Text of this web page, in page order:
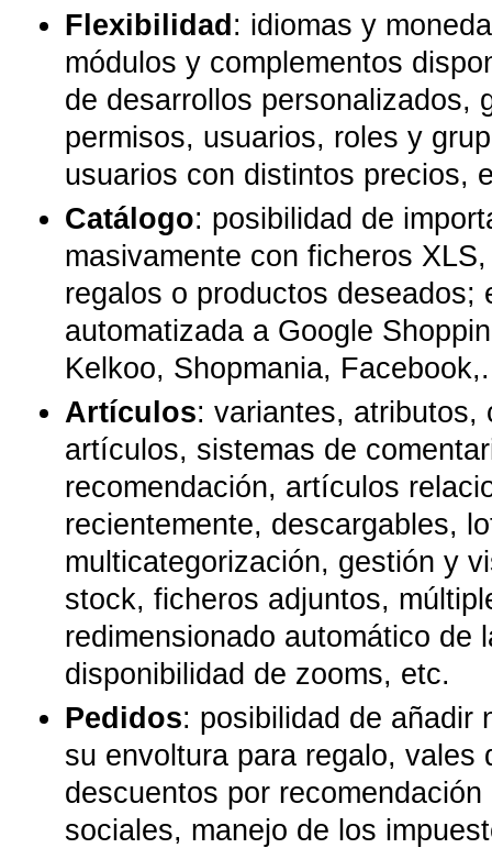
Flexibilidad : idiomas y
módulos y complementos
de desarrollos personalizados,
permisos, usuarios, roles y
usuarios con distintos precios,
Catálogo: posibilidad de
masivamente con ficheros
regalos o productos deseados;
automatizada a Google
Kelkoo, Shopmania,
Artículos: variantes, atributos,
artículos, sistemas de
recomendación, artículos
recientemente, descargables,
multicategorización, gestión y
stock, ficheros adjuntos,
redimensionado automático de
disponibilidad de zooms, etc.
Pedidos: posibilidad de añadir
su envoltura para regalo, vales
descuentos por recomendación
sociales, manejo de los